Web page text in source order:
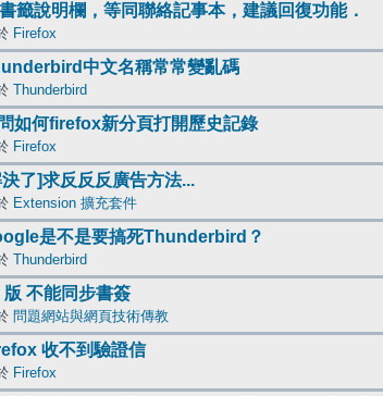
書籤說明欄，等同聯絡記事本，建議回復功能．
Firefox
中文名稱常常變亂碼
Thunderbird
如何firefox新分頁打開歷史記錄
Firefox
決了]求反反反廣告方法...
Extension 擴充套件
是不是要搞死Thunderbird？
Thunderbird
版 不能同步書簽
問題網站與網頁技術傳教
收不到驗證信
Firefox